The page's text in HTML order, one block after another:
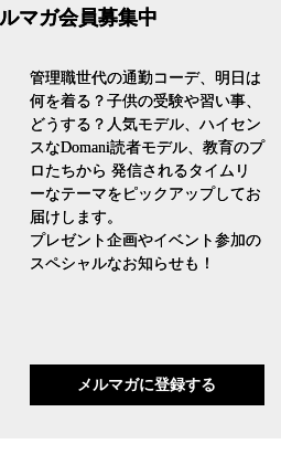
マガ会員募集中
管理職世代の通勤コーデ、明日は
何を着る？子供の受験や習い事、
どうする？人気モデル、ハイセン
スなDomani読者モデル、教育のプ
ロたちから 発信されるタイムリ
ーなテーマをピックアップしてお
届けします。
プレゼント企画やイベント参加の
スペシャルなお知らせも！
メルマガに登録する